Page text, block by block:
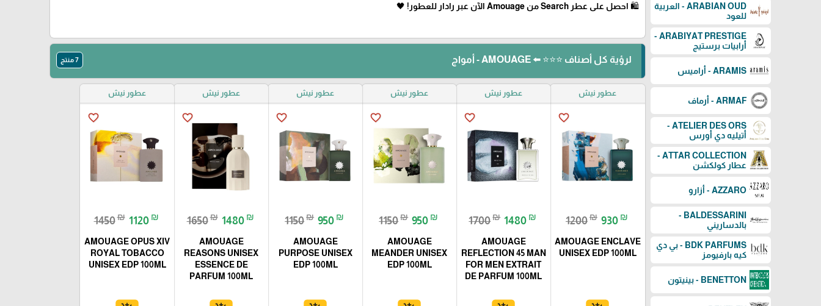
ARABIAN OUD - العربية
للعود
ARABIYAT PRESTIGE -
أرابيات برستيج
ARAMIS - أراميس
ARMAF - أرماف
ATELIER DES ORS -
أتيليه دي أورس
ATTAR COLLECTION -
عطار كولكشن
AZZARO - أزارو
BALDESSARINI -
بالدساريني
BDK PARFUMS - بي دي
كيه بارفيومز
BENETTON - بينيتون
🛍 احصل على عطر Search من Amouage الآن عبر رادار للعطور! 🖤
لرؤية كل أصناف ⭐⭐⭐ ⬅️ AMOUAGE - أمواج 7 منتج
عطور نيش
favorite_border
1200₪ 930 ₪
AMOUAGE ENCLAVE
UNISEX EDP 100ML
عطور نيش
favorite_border
1700₪ 1480 ₪
AMOUAGE
REFLECTION 45 MAN
FOR MEN EXTRAIT
DE PARFUM 100ML
عطور نيش
favorite_border
1150₪ 950 ₪
AMOUAGE
MEANDER UNISEX
EDP 100ML
عطور نيش
favorite_border
1150₪ 950 ₪
AMOUAGE
PURPOSE UNISEX
EDP 100ML
عطور نيش
favorite_border
1650₪ 1480 ₪
AMOUAGE
REASONS UNISEX
ESSENCE DE
PARFUM 100ML
عطور نيش
favorite_border
1450₪ 1120 ₪
AMOUAGE OPUS XIV
ROYAL TOBACCO
UNISEX EDP 100ML